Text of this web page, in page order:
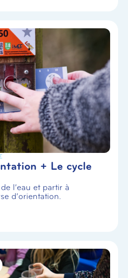
+ Le cycle
l’eau et partir à
d’orientation.